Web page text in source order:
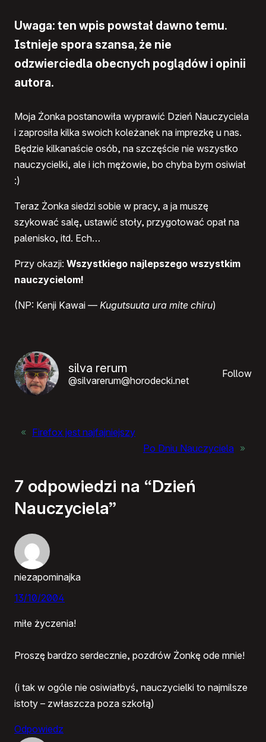
Uwaga: ten wpis powstał dawno temu.
Istnieje spora szansa, że nie
odzwierciedla obecnych poglądów i opinii
autora.
Moja Żonka postanowiła wyprawić Dzień Nauczyciela
i zaprosiła kilka swoich koleżanek na imprezkę u nas.
Będzie kilkanaście osób, na szczęście nie wszystko
nauczycielki, ale i ich mężowie, bo chyba bym osiwiał
:)
Teraz Żonka siedzi sobie w pracy, a ja muszę
szykować salę, ustawić stoły, przygotować opał na
palenisko, itd. Ech…
Przy okazji: Wszystkiego najlepszego wszystkim
nauczycielom!
(NP: Kenji Kawai — Kugutsuuta ura mite chiru)
silva rerum
@silvarerum@horodecki.net
Follow
« Firefox jest najfajniejszy
Po Dniu Nauczyciela »
7 odpowiedzi na “Dzień
Nauczyciela”
niezapominajka
13/10/2004
miłe życzenia!
Proszę bardzo serdecznie, pozdrów Żonkę ode mnie!
(i tak w ogóle nie osiwiałbyś, nauczycielki to najmilsze
istoty – zwłaszcza poza szkołą)
Odpowiedz